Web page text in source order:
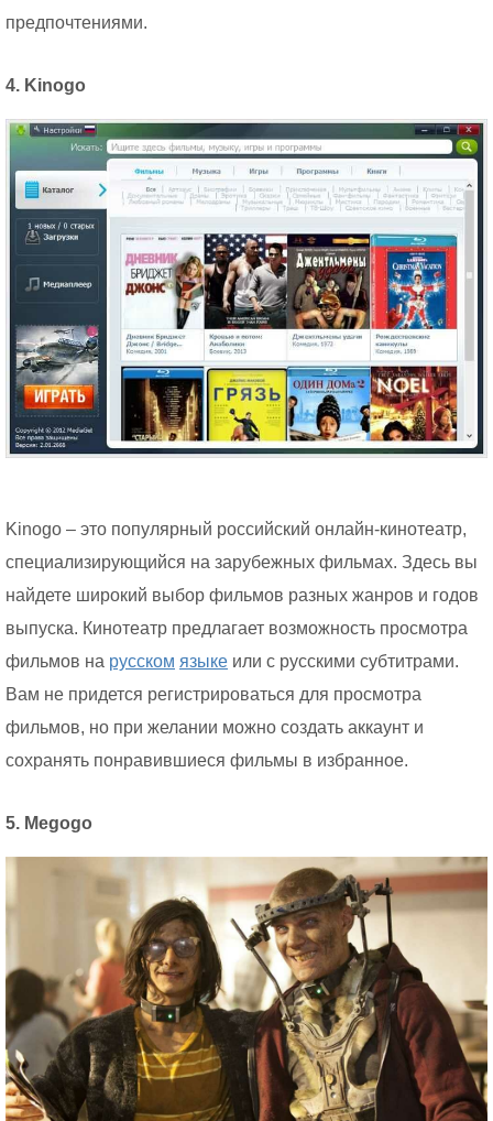
предпочтениями.
4. Kinogo
Kinogo – это популярный российский онлайн-кинотеатр,
специализирующийся на зарубежных фильмах. Здесь вы
найдете широкий выбор фильмов разных жанров и годов
выпуска. Кинотеатр предлагает возможность просмотра
фильмов на русском языке или с русскими субтитрами.
Вам не придется регистрироваться для просмотра
фильмов, но при желании можно создать аккаунт и
сохранять понравившиеся фильмы в избранное.
5. Megogo